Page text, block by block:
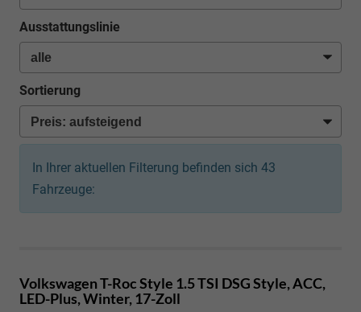
Ausstattungslinie
Sortierung
In Ihrer aktuellen Filterung befinden sich 43
Fahrzeuge:
Volkswagen T-RocStyle 1.5 TSI DSG Style, ACC,
LED-Plus, Winter, 17-Zoll